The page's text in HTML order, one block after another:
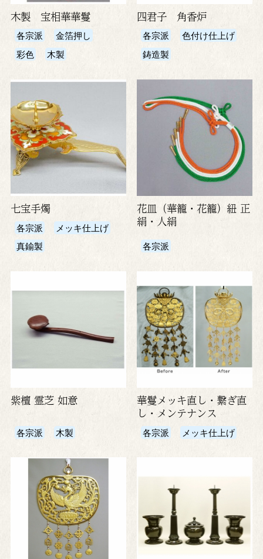
木製 宝相華華鬘
各宗派
金箔押し
彩色
木製
四君子 角香炉
各宗派
色付け仕上げ
鋳造製
七宝手燭
各宗派
メッキ仕上げ
真鍮製
花皿（華籠・花籠）紐 正
絹・人絹
各宗派
紫檀 霊芝 如意
各宗派 木製
華鬘メッキ直し・繋ぎ直
し・メンテナンス
各宗派 メッキ仕上げ